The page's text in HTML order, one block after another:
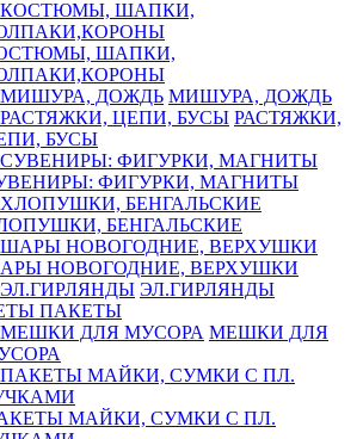
ШАПКИ,
МИШУРА, ДОЖДЬ
РАСТЯЖКИ,
БУСЫ
ФИГУРКИ, МАГНИТЫ
БЕНГАЛЬСКИЕ
НОВОГОДНИЕ, ВЕРХУШКИ
ЭЛ.ГИРЛЯНДЫ
ПАКЕТЫ
МЕШКИ ДЛЯ
МАЙКИ, СУМКИ С ПЛ.